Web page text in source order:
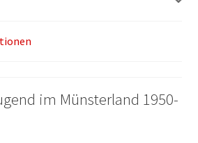
im Münsterland 1950-